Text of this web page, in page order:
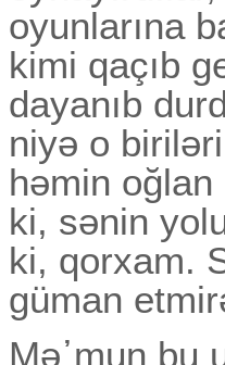
oyunlarına
kimi qaçıb
dayanıb
niyə o
həmin
ki, sənin
ki, qorxam.
güman
Mə᾽mun bu